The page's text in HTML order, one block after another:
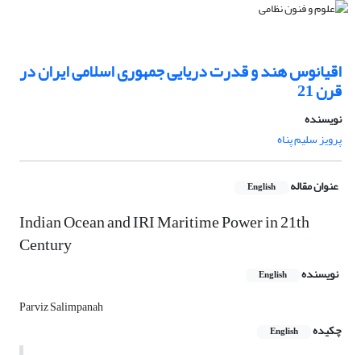
اقیانوس هند و قدرت دریایی جمهوری اسلامی ایران در
قرن 21
نویسنده
پرویز سلیم پناه
عنوان مقاله English
Indian Ocean and IRI Maritime Power in 21th
Century
نویسنده English
Parviz Salimpanah
چکیده
English